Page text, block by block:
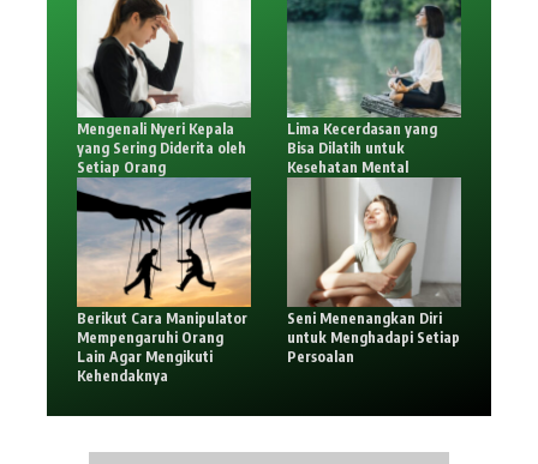
Mengenali Nyeri Kepala
yang Sering Diderita oleh
Setiap Orang
Lima Kecerdasan yang
Bisa Dilatih untuk
Kesehatan Mental
Berikut Cara Manipulator
Mempengaruhi Orang
Lain Agar Mengikuti
Kehendaknya
Seni Menenangkan Diri
untuk Menghadapi Setiap
Persoalan